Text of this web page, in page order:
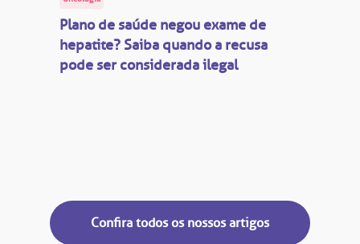
Endereço:
de cuidado
Plano de saúde negou exame de
hepatite? Saiba quando a recusa
pode ser considerada ilegal
Confira todos os nossos artigos